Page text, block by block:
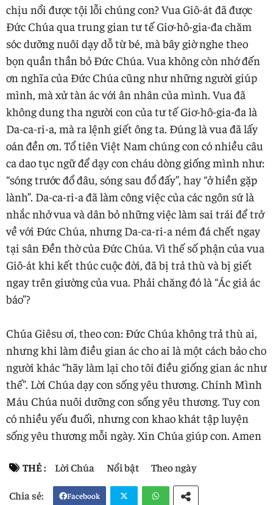
chịu nổi được tội lỗi chúng con? Vua Giô-át đã được
Đức Chúa qua trung gian tư tế Giơ-hô-gia-đa chăm
sóc dưỡng nuôi dạy dỗ từ bé, mà bây giờ nghe theo
bọn quần thần bỏ Đức Chúa. Vua không còn nhớ đến
ơn nghĩa của Đức Chúa cũng như những người giúp
mình, mà xử tàn ác với ân nhân của mình. Vua đã
không dung tha người con của tư tế Giơ-hô-gia-đa là
Da-ca-ri-a, mà ra lệnh giết ông ta. Đúng là vua đã lấy
oán đền ơn. Tổ tiên Việt Nam chúng con có nhiều câu
ca dao tục ngữ để dạy con cháu dòng giống mình như:
“sóng trước đổ đâu, sóng sau đổ đấy”, hay “ở hiền gặp
lành”. Da-ca-ri-a đã làm công việc của các ngôn sứ là
nhắc nhở vua và dân bỏ những việc làm sai trái để trở
về với Đức Chúa, nhưng Da-ca-ri-a ném đá chết ngay
tại sân Đền thờ của Đức Chúa. Vì thế số phận của vua
Giô-át khi kết thúc cuộc đời, đã bị trả thù và bị giết
ngay trên giường của vua. Phải chăng đó là “Ác giả ác
báo”?
Chúa Giêsu ơi, theo con: Đức Chúa không trả thù ai,
nhưng khi làm điều gian ác cho ai là một cách bảo cho
người khác “hãy làm lại cho tôi điều giống gian ác như
thế”. Lời Chúa dạy con sống yêu thương. Chính Mình
Máu Chúa nuôi dưỡng con sống yêu thương. Tuy con
có nhiều yếu đuối, nhưng con khao khát tập luyện
sống yêu thương mỗi ngày. Xin Chúa giúp con. Amen
THẺ : Lời Chúa Nổi bật Theo ngày
Facebook